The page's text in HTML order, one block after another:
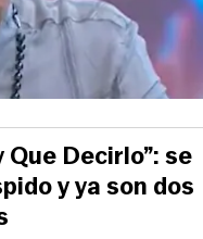
Decirlo”: se
y ya son dos